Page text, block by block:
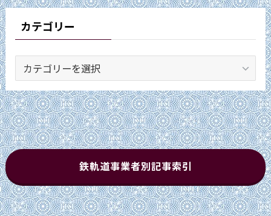
カテゴリー
テ
ゴ
リ
ー
鉄軌道事業者別記事索引